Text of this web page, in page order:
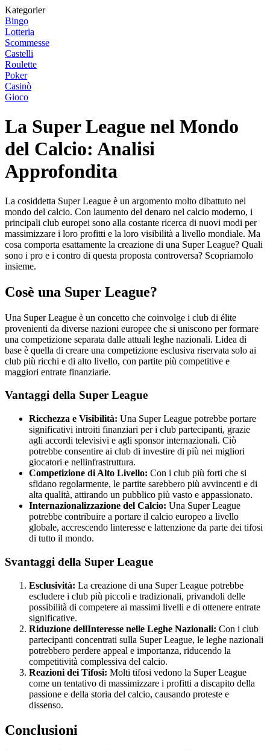
Kategorier
Bingo
Lotteria
Scommesse
Castelli
Roulette
Poker
Casinò
Gioco
La Super League nel Mondo
del Calcio: Analisi
Approfondita
La cosiddetta Super League è un argomento molto dibattuto nel
mondo del calcio. Con laumento del denaro nel calcio moderno, i
principali club europei sono alla costante ricerca di nuovi modi per
massimizzare i loro profitti e la loro visibilità a livello mondiale. Ma
cosa comporta esattamente la creazione di una Super League? Quali
sono i pro e i contro di questa proposta controversa? Scopriamolo
insieme.
Cosè una Super League?
Una Super League è un concetto che coinvolge i club di élite
provenienti da diverse nazioni europee che si uniscono per formare
una competizione separata dalle attuali leghe nazionali. Lidea di
base è quella di creare una competizione esclusiva riservata solo ai
club più ricchi e di alto livello, con partite più competitive e
maggiori entrate finanziarie.
Vantaggi della Super League
Ricchezza e Visibilità: Una Super League potrebbe portare
significativi introiti finanziari per i club partecipanti, grazie
agli accordi televisivi e agli sponsor internazionali. Ciò
potrebbe consentire ai club di investire di più nei migliori
giocatori e nellinfrastruttura.
Competizione di Alto Livello: Con i club più forti che si
sfidano regolarmente, le partite sarebbero più avvincenti e di
alta qualità, attirando un pubblico più vasto e appassionato.
Internazionalizzazione del Calcio: Una Super League
potrebbe contribuire a portare il calcio europeo a livello
globale, accrescendo linteresse e lattenzione da parte dei tifosi
di tutto il mondo.
Svantaggi della Super League
Esclusività: La creazione di una Super League potrebbe
escludere i club più piccoli e tradizionali, privandoli delle
possibilità di competere ai massimi livelli e di ottenere entrate
significative.
Riduzione dellInteresse nelle Leghe Nazionali: Con i club
partecipanti concentrati sulla Super League, le leghe nazionali
potrebbero perdere appeal e importanza, riducendo la
competitività complessiva del calcio.
Reazioni dei Tifosi: Molti tifosi vedono la Super League
come un tentativo di massimizzare i profitti a discapito della
passione e della storia del calcio, causando proteste e
dissenso.
Conclusioni